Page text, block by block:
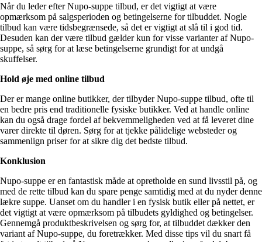
Når du leder efter Nupo-suppe tilbud, er det vigtigt at være
opmærksom på salgsperioden og betingelserne for tilbuddet. Nogle
tilbud kan være tidsbegrænsede, så det er vigtigt at slå til i god tid.
Desuden kan der være tilbud gælder kun for visse varianter af Nupo-
suppe, så sørg for at læse betingelserne grundigt for at undgå
skuffelser.
Hold øje med online tilbud
Der er mange online butikker, der tilbyder Nupo-suppe tilbud, ofte til
en bedre pris end traditionelle fysiske butikker. Ved at handle online
kan du også drage fordel af bekvemmeligheden ved at få leveret dine
varer direkte til døren. Sørg for at tjekke pålidelige websteder og
sammenlign priser for at sikre dig det bedste tilbud.
Konklusion
Nupo-suppe er en fantastisk måde at opretholde en sund livsstil på, og
med de rette tilbud kan du spare penge samtidig med at du nyder denne
lækre suppe. Uanset om du handler i en fysisk butik eller på nettet, er
det vigtigt at være opmærksom på tilbudets gyldighed og betingelser.
Gennemgå produktbeskrivelsen og sørg for, at tilbuddet dækker den
variant af Nupo-suppe, du foretrækker. Med disse tips vil du snart få